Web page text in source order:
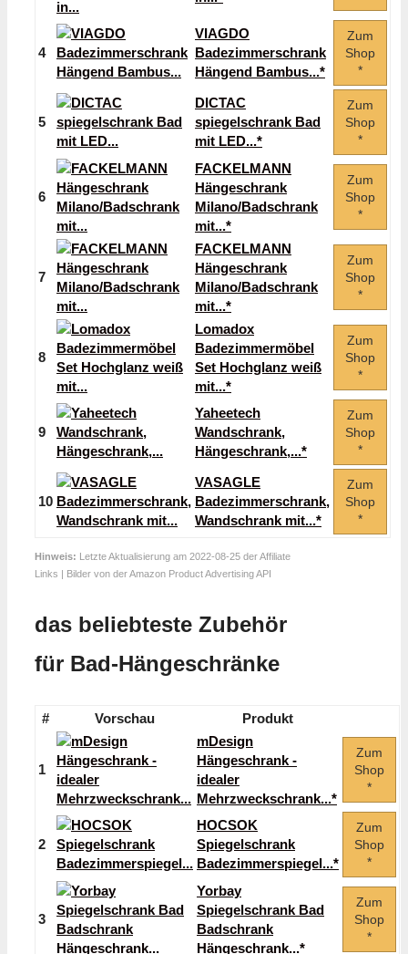
4
VIAGDO
Badezimmerschrank
Hängend Bambus...*
Zum
Shop
*
5
DICTAC
spiegelschrank Bad
mit LED...*
Zum
Shop
*
6
FACKELMANN
Hängeschrank
Milano/Badschrank
mit...*
Zum
Shop
*
7
FACKELMANN
Hängeschrank
Milano/Badschrank
mit...*
Zum
Shop
*
8
Lomadox
Badezimmermöbel
Set Hochglanz weiß
mit...*
Zum
Shop
*
9
Yaheetech
Wandschrank,
Hängeschrank,...*
Zum
Shop
*
10
VASAGLE
Badezimmerschrank,
Wandschrank mit...*
Zum
Shop
*
Hinweis: Letzte Aktualisierung am 2022-08-25 der Affiliate
Links | Bilder von der Amazon Product Advertising API
das beliebteste Zubehör
für Bad-Hängeschränke
# Vorschau Produkt
1
mDesign
Hängeschrank -
idealer
Mehrzweckschrank...*
Zum
Shop
*
2
HOCSOK
Spiegelschrank
Badezimmerspiegel...*
Zum
Shop
*
3
Yorbay
Spiegelschrank Bad
Badschrank
Hängeschrank...*
Zum
Shop
*